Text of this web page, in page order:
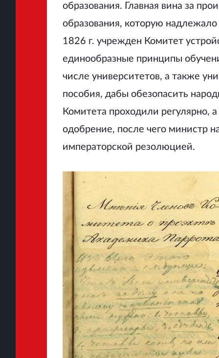
образования. Главная вина за
образования, которую
1826 г. учрежден Комитет
единообразные принципы
числе университетов, а также
пособия, дабы обезопасить
Комитета проходили регулярно,
одобрение, после чего министр
императорской резолюцией.